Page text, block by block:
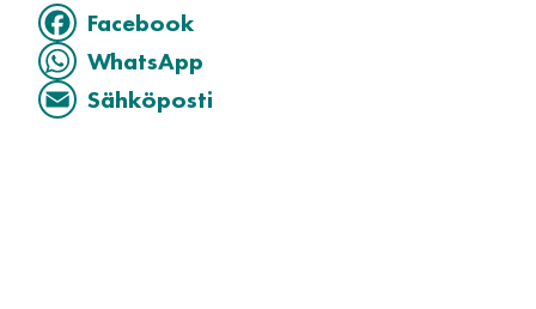
Facebook
WhatsApp
Sähköposti